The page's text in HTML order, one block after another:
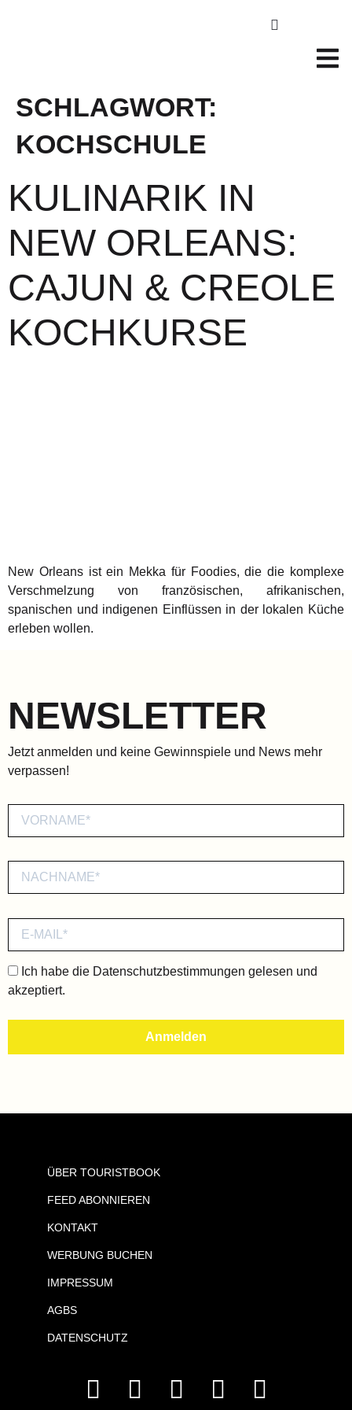
SCHLAGWORT:
KOCHSCHULE
KULINARIK IN
NEW ORLEANS:
CAJUN & CREOLE
KOCHKURSE
New Orleans ist ein Mekka für Foodies, die die komplexe
Verschmelzung von französischen, afrikanischen,
spanischen und indigenen Einflüssen in der lokalen Küche
erleben wollen.
NEWSLETTER
Jetzt anmelden und keine Gewinnspiele und News mehr
verpassen!
Ich habe die Datenschutzbestimmungen gelesen und
akzeptiert.
ÜBER TOURISTBOOK
FEED ABONNIEREN
KONTAKT
WERBUNG BUCHEN
IMPRESSUM
AGBS
DATENSCHUTZ